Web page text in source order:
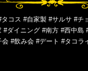
コス #自家製 #サルサ #チ
ダイニング #南方 #西中島
#飲み会 #デート #タコ